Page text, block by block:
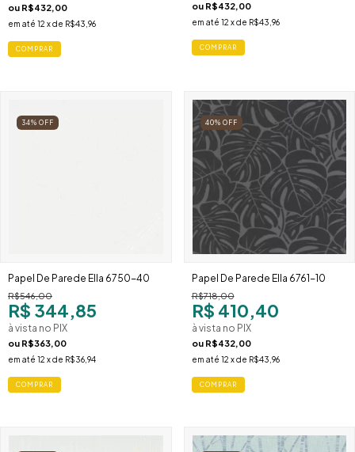
ou R$432,00
em até 12 x de R$43,96
ou R$432,00
em até 12 x de R$43,96
34% OFF
Papel De Parede Ella 6750-40
R$546,00
R$ 344,85
à vista no PIX
ou R$363,00
em até 12 x de R$36,94
40% OFF
Papel De Parede Ella 6761-10
R$718,00
R$ 410,40
à vista no PIX
ou R$432,00
em até 12 x de R$43,96